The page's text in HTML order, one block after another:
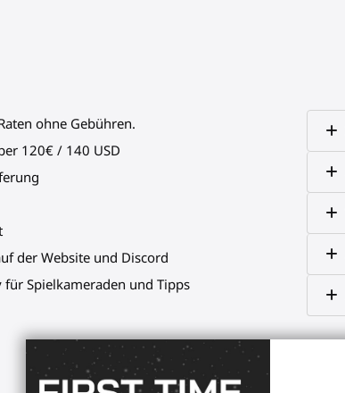
ohne Gebühren.
120€ / 140 USD
der Website und Discord
Spielkameraden und Tipps